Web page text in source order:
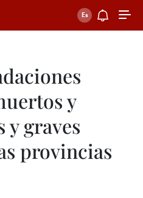
y
y graves
provincias